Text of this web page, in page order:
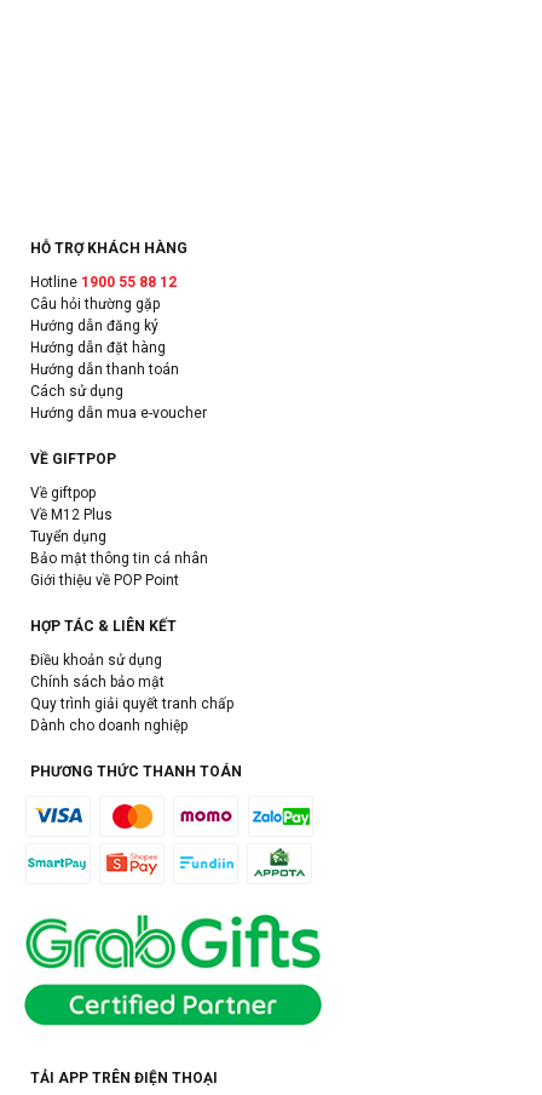
HỖ TRỢ KHÁCH HÀNG
Hotline 1900 55 88 12
Câu hỏi thường gặp
Hướng dẫn đăng ký
Hướng dẫn đặt hàng
Hướng dẫn thanh toán
Cách sử dụng
Hướng dẫn mua e-voucher
VỀ GIFTPOP
Về giftpop
Về M12 Plus
Tuyển dụng
Bảo mật thông tin cá nhân
Giới thiệu về POP Point
HỢP TÁC & LIÊN KẾT
Điều khoản sử dụng
Chính sách bảo mật
Quy trình giải quyết tranh chấp
Dành cho doanh nghiệp
PHƯƠNG THỨC THANH TOÁN
TẢI APP TRÊN ĐIỆN THOẠI